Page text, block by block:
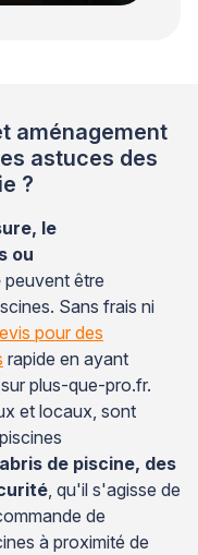
aménagement
astuces des
?
le
ou
peuvent être
Sans frais ni
pour des
rapide en ayant
plus-que-pro.fr.
et locaux, sont
de piscine, des
, qu'il s'agisse de
de
à proximité de